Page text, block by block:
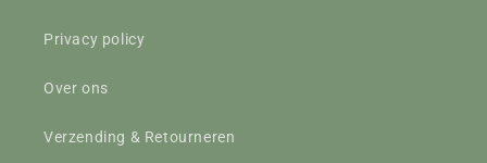
Privacy policy
Over ons
Verzending & Retourneren